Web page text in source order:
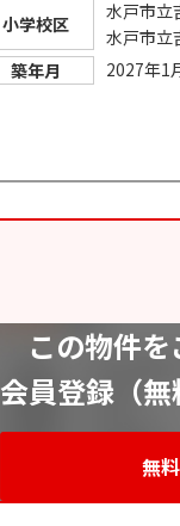
小学校区
水戸市立
水戸市立
築年月
2027年1
この物件を
会員登録（無
無